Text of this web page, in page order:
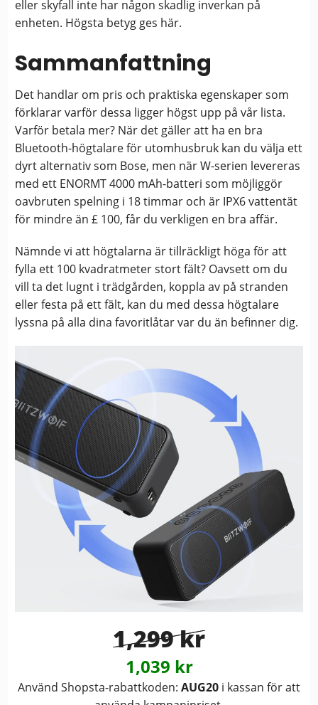
eller skyfall inte har någon skadlig inverkan på
enheten. Högsta betyg ges här.
Sammanfattning
Det handlar om pris och praktiska egenskaper som
förklarar varför dessa ligger högst upp på vår lista.
Varför betala mer? När det gäller att ha en bra
Bluetooth-högtalare för utomhusbruk kan du välja ett
dyrt alternativ som Bose, men när W-serien levereras
med ett ENORMT 4000 mAh-batteri som möjliggör
oavbruten spelning i 18 timmar och är IPX6 vattentät
för mindre än £ 100, får du verkligen en bra affär.
Nämnde vi att högtalarna är tillräckligt höga för att
fylla ett 100 kvadratmeter stort fält? Oavsett om du
vill ta det lugnt i trädgården, koppla av på stranden
eller festa på ett fält, kan du med dessa högtalare
lyssna på alla dina favoritlåtar var du än befinner dig.
1,299 kr
1,039 kr
Använd Shopsta-rabattkoden: AUG20 i kassan för att